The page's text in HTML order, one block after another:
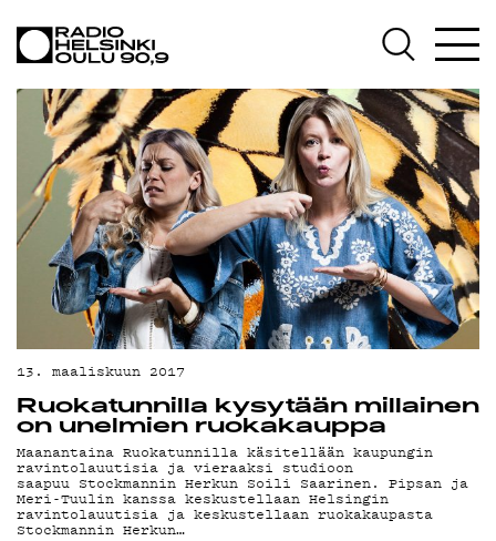
AJANKOHTAISTA
OHJELMAT
TEKIJÄT
ON-DEMAND
PODCAST
MAINOSTA
YHTEYSTIEDOT
G LIVELAB
YSTÄVÄKLUBI
TIETOSUOJA
13. maaliskuun 2017
Ruokatunnilla kysytään millainen
on unelmien ruokakauppa
Maanantaina Ruokatunnilla käsitellään kaupungin
ravintolauutisia ja vieraaksi studioon
saapuu Stockmannin Herkun Soili Saarinen. Pipsan ja
Meri-Tuulin kanssa keskustellaan Helsingin
ravintolauutisia ja keskustellaan ruokakaupasta
Stockmannin Herkun…